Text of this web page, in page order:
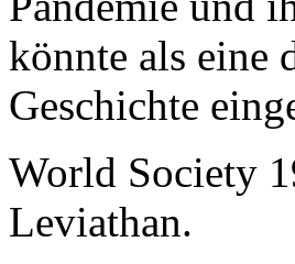
könnte als eine
Geschichte
World Society
Leviathan.